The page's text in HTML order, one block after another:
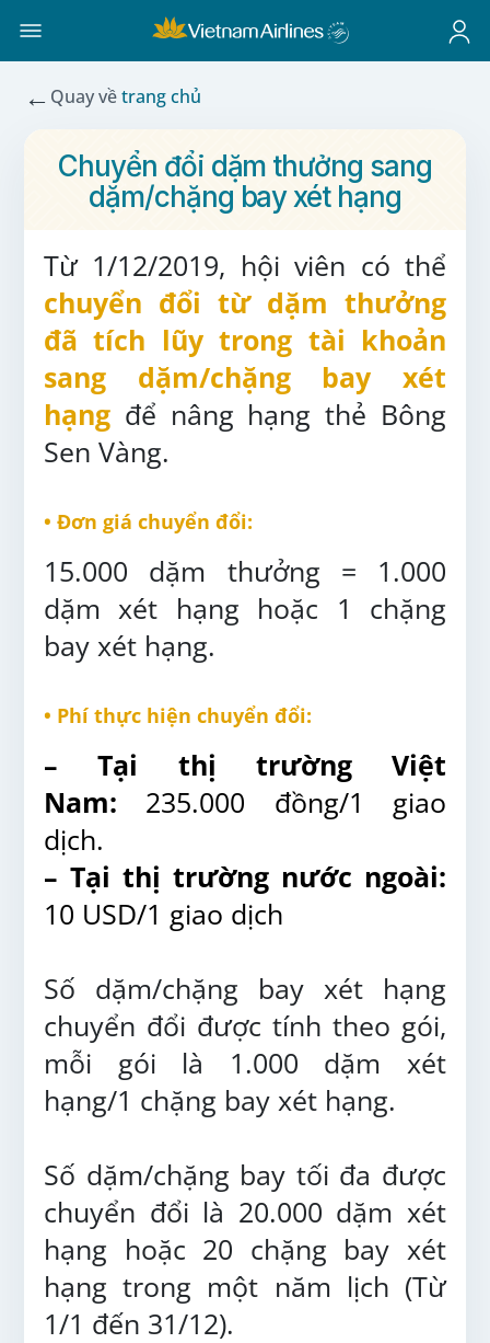
← Quay vềtrang chủ
Chuyển đổi dặm thưởng sang
dặm/chặng bay xét hạng
Từ 1/12/2019, hội viên có thể
chuyển đổi từ dặm thưởng
đã tích lũy trong tài khoản
sang dặm/chặng bay xét
hạng để nâng hạng thẻ Bông
Sen Vàng.
• Đơn giá chuyển đổi:
15.000 dặm thưởng = 1.000
dặm xét hạng hoặc 1 chặng
bay xét hạng.
• Phí thực hiện chuyển đổi:
– Tại thị trường Việt
Nam: 235.000 đồng/1 giao
dịch.
– Tại thị trường nước ngoài:
10 USD/1 giao dịch
Số dặm/chặng bay xét hạng
chuyển đổi được tính theo gói,
mỗi gói là 1.000 dặm xét
hạng/1 chặng bay xét hạng.
Số dặm/chặng bay tối đa được
chuyển đổi là 20.000 dặm xét
hạng hoặc 20 chặng bay xét
hạng trong một năm lịch (Từ
1/1 đến 31/12).